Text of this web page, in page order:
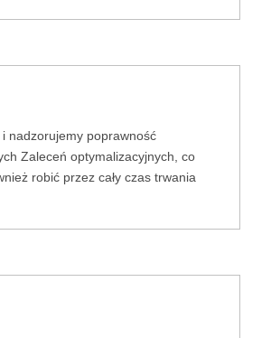
nadzorujemy poprawność
Zaleceń optymalizacyjnych, co
robić przez cały czas trwania